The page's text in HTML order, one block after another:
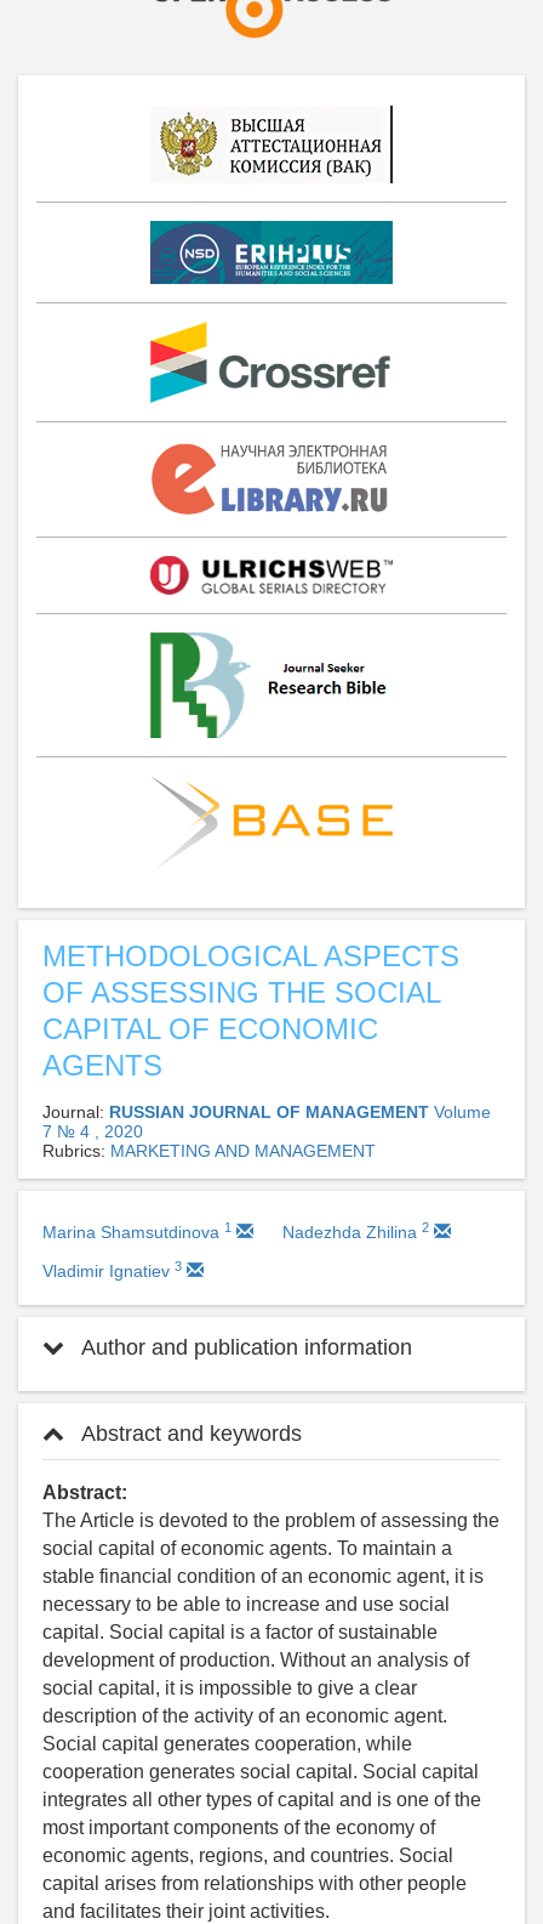
METHODOLOGICAL ASPECTS
OF ASSESSING THE SOCIAL
CAPITAL OF ECONOMIC
AGENTS
Journal: RUSSIAN JOURNAL OF MANAGEMENT Volume
7 № 4 , 2020
Rubrics: MARKETING AND MANAGEMENT
Marina Shamsutdinova 1 Nadezhda Zhilina 2
Vladimir Ignatiev 3
Author and publication information
Abstract and keywords
Abstract:
The Article is devoted to the problem of assessing the
social capital of economic agents. To maintain a
stable financial condition of an economic agent, it is
necessary to be able to increase and use social
capital. Social capital is a factor of sustainable
development of production. Without an analysis of
social capital, it is impossible to give a clear
description of the activity of an economic agent.
Social capital generates cooperation, while
cooperation generates social capital. Social capital
integrates all other types of capital and is one of the
most important components of the economy of
economic agents, regions, and countries. Social
capital arises from relationships with other people
and facilitates their joint activities.